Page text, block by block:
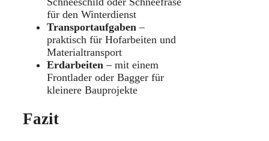
für den Winterdienst
Transportaufgaben –
praktisch für Hofarbeiten und
Materialtransport
Erdarbeiten – mit einem
Frontlader oder Bagger für
kleinere Bauprojekte
Fazit